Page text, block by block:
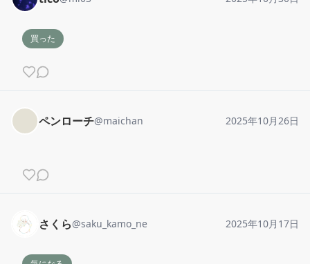
買った
ペンローチ@maichan 2025年10月26日
さくら@saku_kamo_ne 2025年10月17日